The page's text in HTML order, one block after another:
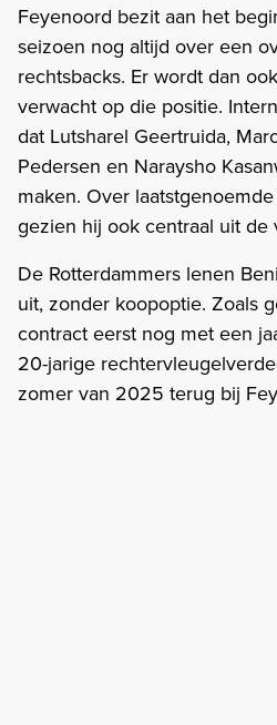
Feyenoord bezit aan het
seizoen nog altijd over een
rechtsbacks. Er wordt dan
verwacht op die positie.
dat Lutsharel Geertruida,
Pedersen en Naraysho
maken. Over
gezien hij ook centraal uit de
De Rotterdammers lenen
uit, zonder koopoptie. Zoals
contract eerst nog met een
20-jarige
zomer van 2025 terug bij